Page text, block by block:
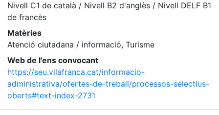
Nivell C1 de català / Nivell B2 d'anglès / Nivell DELF B1
de francès
Matèries
Atenció ciutadana / informació, Turisme
Web de l'ens convocant
https://seu.vilafranca.cat/informacio-
administrativa/ofertes-de-treball/processos-selectius-
oberts#text-index-2731